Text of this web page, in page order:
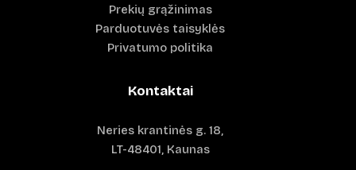
Prekių grąžinimas
Parduotuvės taisyklės
Privatumo politika
Kontaktai
Neries krantinės g. 18,
LT-48401, Kaunas